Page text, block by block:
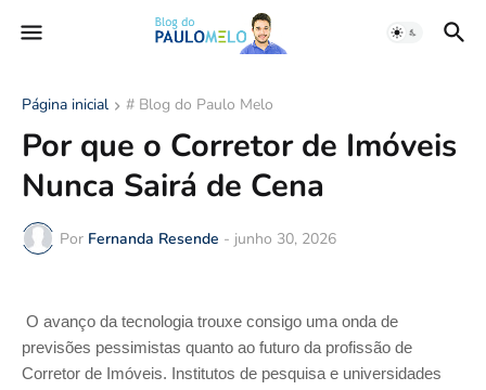
Página inicial # Blog do Paulo Melo
Por que o Corretor de Imóveis
Nunca Sairá de Cena
Por Fernanda Resende - junho 30, 2026
O avanço da tecnologia trouxe consigo uma onda de
previsões pessimistas quanto ao futuro da profissão de
Corretor de Imóveis. Institutos de pesquisa e universidades